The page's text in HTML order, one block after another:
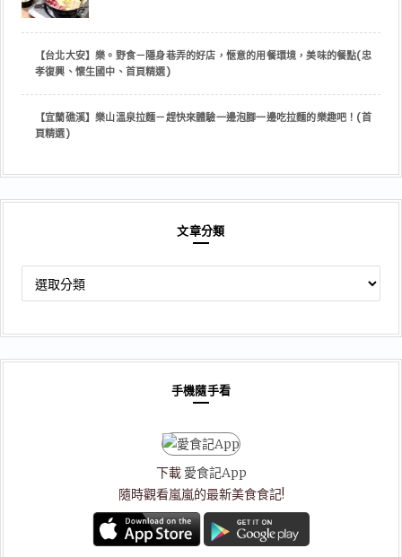
【台北大安】樂。野食－隱身巷弄的好店，愜意的用餐環境，美味的餐點(忠
孝復興、懷生國中、首頁精選)
【宜蘭礁溪】樂山溫泉拉麵－趕快來體驗一邊泡腳一邊吃拉麵的樂趣吧！(首
頁精選)
文章分類
章
類
手機隨手看
下載 愛食記App
隨時觀看嵐嵐的最新美食食記!